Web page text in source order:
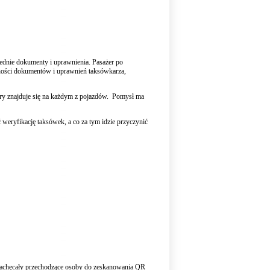
dokumenty i uprawnienia. Pasażer po
dokumentów i uprawnień taksówkarza,
znajduje się na każdym z pojazdów. Pomysł ma
taksówek, a co za tym idzie przyczynić
przechodzące osoby do zeskanowania QR